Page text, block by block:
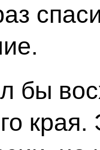
бы